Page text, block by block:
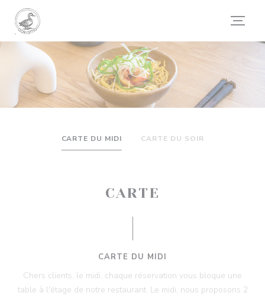
Panel pro správu cookies
CARTE DU MIDI CARTE DU SOIR
CARTE
CARTE DU MIDI
Chers clients, le midi, chaque réservation vous bloque une
table à l'étage de notre restaurant. Le midi, nous proposons 2